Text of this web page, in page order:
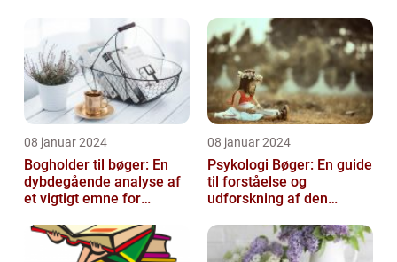
08 januar 2024
Bogholder til bøger: En
dybdegående analyse af
et vigtigt emne for
personer
08 januar 2024
Psykologi Bøger: En guide
til forståelse og
udforskning af den